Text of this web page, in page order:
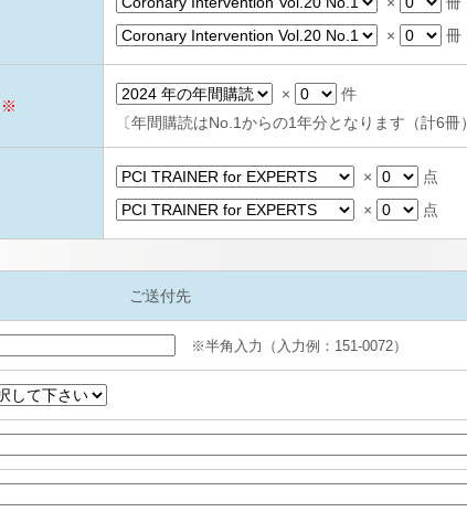
×
冊
※
×
件
〔年間購読はNo.1からの1年分となります（計6冊
×
点
×
点
ご送付先
※半角入力 （入力例：151-0072）